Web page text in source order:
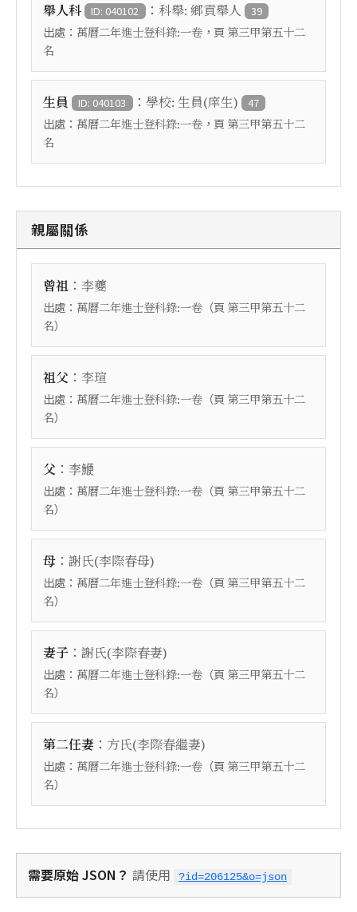
舉人科 ID: 040102 ： 科舉: 鄉貢舉人 39
出處： 萬曆二年進士登科錄:一卷 ，頁 第三甲第五十二
名
生員 ID: 040103 ： 學校: 生員(庠生) 47
出處： 萬曆二年進士登科錄:一卷 ，頁 第三甲第五十二
名
親屬關係
曾祖 ： 李夔
出處： 萬曆二年進士登科錄:一卷 （頁 第三甲第五十二
名）
祖父 ： 李瑄
出處： 萬曆二年進士登科錄:一卷 （頁 第三甲第五十二
名）
父 ： 李鯾
出處： 萬曆二年進士登科錄:一卷 （頁 第三甲第五十二
名）
母 ： 謝氏(李際春母)
出處： 萬曆二年進士登科錄:一卷 （頁 第三甲第五十二
名）
妻子 ： 謝氏(李際春妻)
出處： 萬曆二年進士登科錄:一卷 （頁 第三甲第五十二
名）
第二任妻 ： 方氏(李際春繼妻)
出處： 萬曆二年進士登科錄:一卷 （頁 第三甲第五十二
名）
需要原始 JSON？ 請使用 ?id=206125&o=json